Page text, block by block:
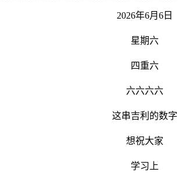
2026年6月6日
星期六
四重六
六六六六
这串吉利的数字
想祝大家
学习上